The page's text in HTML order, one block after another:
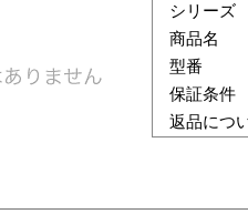
シリーズ
商品名
型番
保証条件
返品につ